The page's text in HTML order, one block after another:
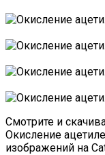
Смотрите и
Окисление
изображений на